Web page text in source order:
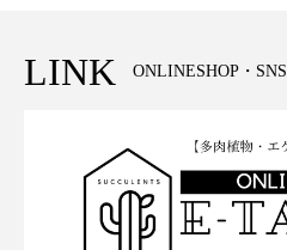
LINK ONLINESHOP・SNS